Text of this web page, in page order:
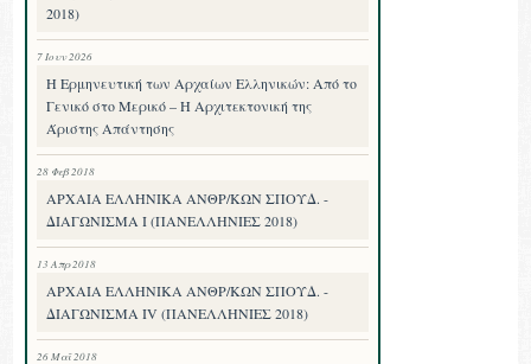
2018)
7 Ιουν 2026
Η Ερμηνευτική των Αρχαίων Ελληνικών: Από το
Γενικό στο Μερικό – Η Αρχιτεκτονική της
Άριστης Απάντησης
28 Φεβ 2018
ΑΡΧΑΙΑ ΕΛΛΗΝΙΚΑ ΑΝΘΡ/ΚΩΝ ΣΠΟΥΔ. -
ΔΙΑΓΩΝΙΣΜΑ I (ΠΑΝΕΛΛΗΝΙΕΣ 2018)
13 Απρ 2018
ΑΡΧΑΙΑ ΕΛΛΗΝΙΚΑ ΑΝΘΡ/ΚΩΝ ΣΠΟΥΔ. -
ΔΙΑΓΩΝΙΣΜΑ IV (ΠΑΝΕΛΛΗΝΙΕΣ 2018)
26 Μαΐ 2018